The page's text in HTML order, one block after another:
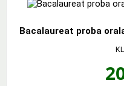
Bacalaureat proba